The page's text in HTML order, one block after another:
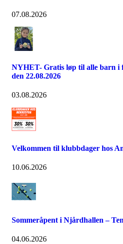
07.08.2026
NYHET- Gratis løp til alle barn i
den 22.08.2026
03.08.2026
Velkommen til klubbdager hos
10.06.2026
Sommeråpent i Njårdhallen –
04.06.2026